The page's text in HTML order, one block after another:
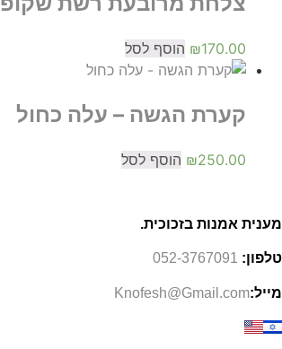
₪170.00 הוסף לסל
קערת הגשה – עלה כחול
₪250.00 הוסף לסל
מענית אמנות בזכוכית.
טלפון: 052-3767091
מייל:Knofesh@Gmail.com